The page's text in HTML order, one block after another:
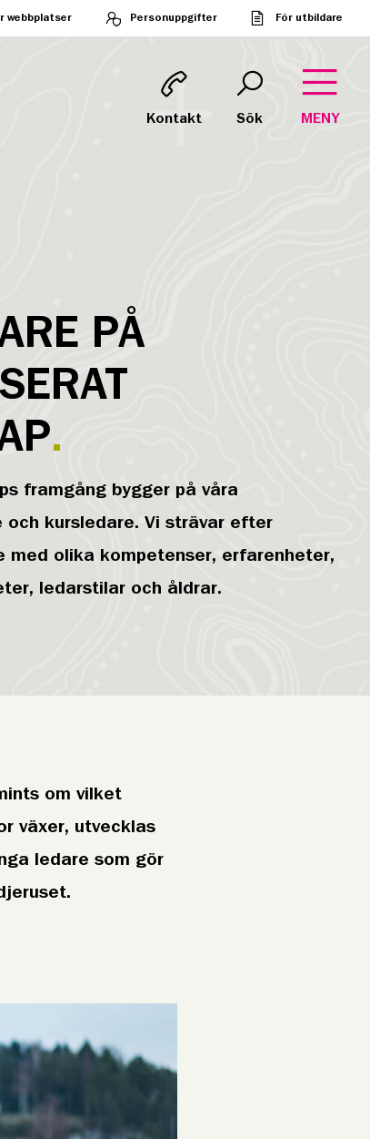
webbplatser Personuppgifter För utbildare
Kontakt Sök MENY
PÅ
framgång bygger på våra
kursledare. Vi strävar efter
med olika kompetenser, erfarenheter,
ledarstilar och åldrar.
om vilket
växer, utvecklas
ledare som gör